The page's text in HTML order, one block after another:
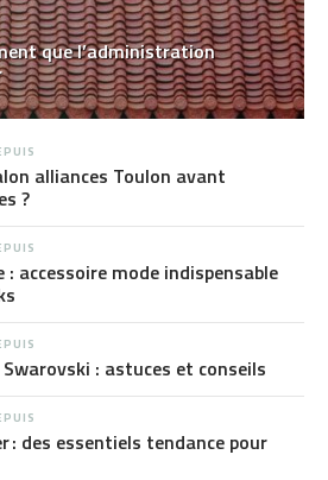
que l’administration
alliances Toulon avant
?
accessoire mode indispensable
: astuces et conseils
: des essentiels tendance pour